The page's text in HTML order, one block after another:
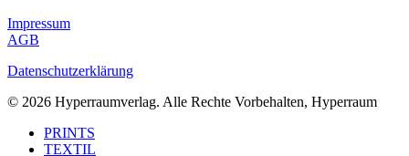
Impressum
AGB
Datenschutzerklärung
© 2026 Hyperraumverlag. Alle Rechte Vorbehalten, Hyperraum
Close
Menu
PRINTS
TEXTIL